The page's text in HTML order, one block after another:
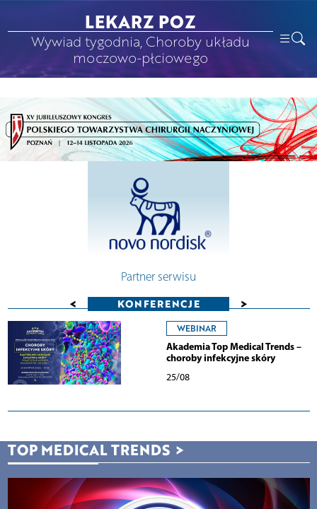
LEKARZ POZ
Wywiad tygodnia, Choroby układu
moczowo-płciowego
Partner serwisu
< KONFERENCJE >
WEBINAR
Akademia Top Medical Trends –
choroby infekcyjne skóry
25/08
TOP MEDICAL TRENDS >